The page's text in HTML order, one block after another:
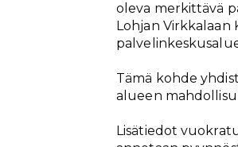
oleva merkittävä
Lohjan
Tämä kohde
alueen
Lisätiedot